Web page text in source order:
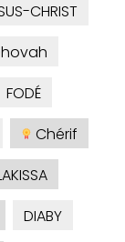
CHRIST
FODÉ
Chérif
DIABY